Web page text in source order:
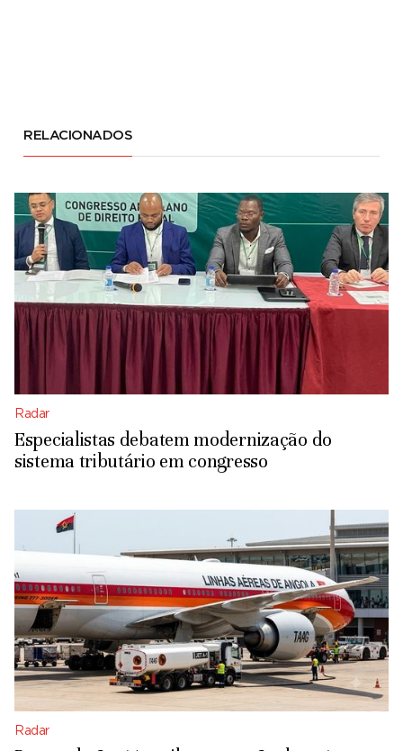
RELACIONADOS
Radar
Especialistas debatem modernização do
sistema tributário em congresso
Radar